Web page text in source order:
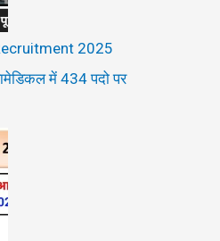
2025
में 434 पदो पर